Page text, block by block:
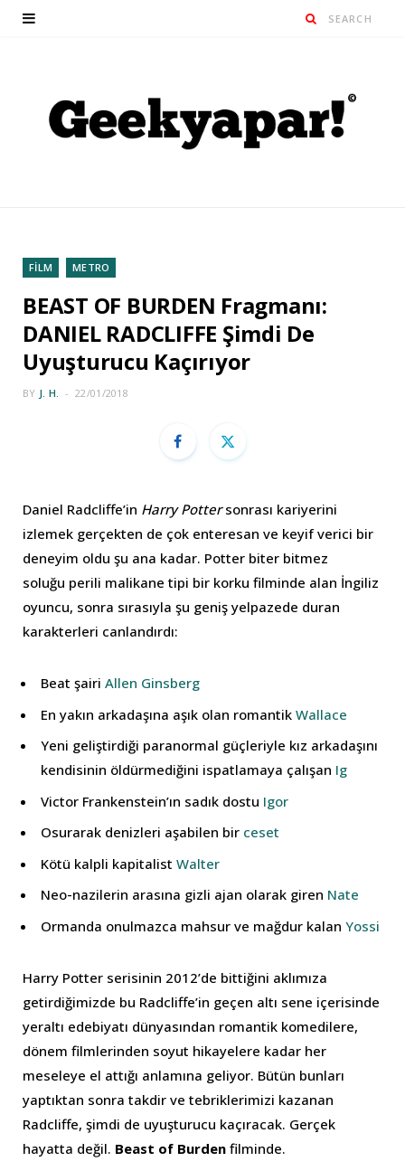
FİLM METRO
BEAST OF BURDEN Fragmanı:
DANIEL RADCLIFFE Şimdi De
Uyuşturucu Kaçırıyor
BY J. H. 22/01/2018
Daniel Radcliffe’in Harry Pottersonrası kariyerini
izlemek gerçekten de çok enteresan ve keyif verici bir
deneyim oldu şu ana kadar. Potter biter bitmez
soluğu perili malikane tipi bir korku filminde alan İngiliz
oyuncu, sonra sırasıyla şu geniş yelpazede duran
karakterleri canlandırdı:
Beat şairi Allen Ginsberg
En yakın arkadaşına aşık olan romantik Wallace
Yeni geliştirdiği paranormal güçleriyle kız arkadaşını
kendisinin öldürmediğini ispatlamaya çalışan Ig
Victor Frankenstein’ın sadık dostu Igor
Osurarak denizleri aşabilen bir ceset
Kötü kalpli kapitalist Walter
Neo-nazilerin arasına gizli ajan olarak giren Nate
Ormanda onulmazca mahsur ve mağdur kalan Yossi
Harry Potter serisinin 2012’de bittiğini aklımıza
getirdiğimizde bu Radcliffe’in geçen altı sene içerisinde
yeraltı edebiyatı dünyasından romantik komedilere,
dönem filmlerinden soyut hikayelere kadar her
meseleye el attığı anlamına geliyor. Bütün bunları
yaptıktan sonra takdir ve tebriklerimizi kazanan
Radcliffe, şimdi de uyuşturucu kaçıracak. Gerçek
hayatta değil. Beast of Burden filminde.